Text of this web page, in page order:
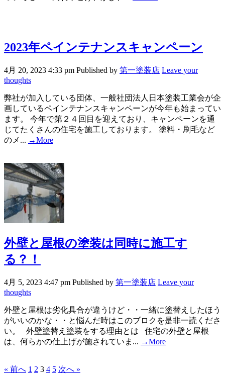
2023年ペインテナンスキャンペーン
4月 20, 2023 4:33 pm Published by 第一塗装店 Leave your
thoughts
弊社が加入している団体、一般社団法人日本塗装工業会が企
画しているペインテナンスキャンペーンが今年も始まってい
ます。 今年で第２４回目を迎えており、キャンペーンを通
じてたくさんの住宅を施工しております。 塗料・刷毛など
のメ... →More
外壁と屋根の塗装は同時に施工す
る？！
4月 5, 2023 4:47 pm Published by 第一塗装店 Leave your
thoughts
外壁と屋根は劣化具合が違うけど・・一緒に塗替えしたほう
がいいのかな・・と悩んだ時はこのブロクを是非一読くださ
い。 外壁塗替え塗装をする理由とは 住宅の外壁と屋根
は、何らかの仕上げが施されていま... →More
« 前へ 1 2 3 4 5 次へ »